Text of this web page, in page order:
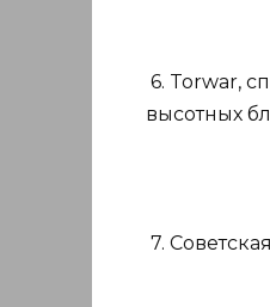
6. Torwar,
высотных
7.